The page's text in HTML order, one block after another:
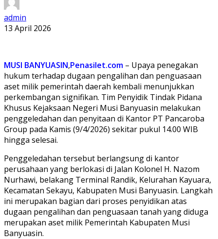
admin
13 April 2026
MUSI BANYUASIN,Penasilet.com – Upaya penegakan
hukum terhadap dugaan pengalihan dan penguasaan
aset milik pemerintah daerah kembali menunjukkan
perkembangan signifikan. Tim Penyidik Tindak Pidana
Khusus Kejaksaan Negeri Musi Banyuasin melakukan
penggeledahan dan penyitaan di Kantor PT Pancaroba
Group pada Kamis (9/4/2026) sekitar pukul 14.00 WIB
hingga selesai.
Penggeledahan tersebut berlangsung di kantor
perusahaan yang berlokasi di Jalan Kolonel H. Nazom
Nurhawi, belakang Terminal Randik, Kelurahan Kayuara,
Kecamatan Sekayu, Kabupaten Musi Banyuasin. Langkah
ini merupakan bagian dari proses penyidikan atas
dugaan pengalihan dan penguasaan tanah yang diduga
merupakan aset milik Pemerintah Kabupaten Musi
Banyuasin.